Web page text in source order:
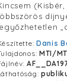
(Kisbér,
Danis
MTI/